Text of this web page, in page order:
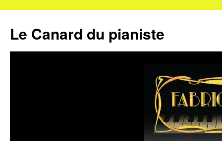
Le Canard du pianiste